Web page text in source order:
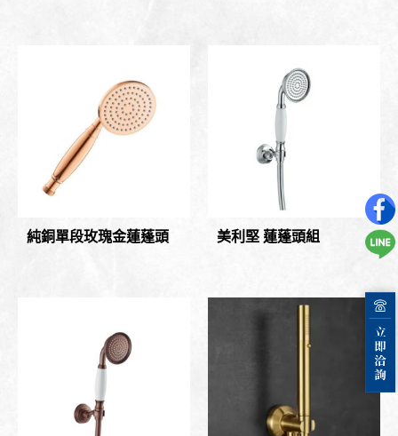
純銅單段玫瑰金蓮蓬頭 美利堅 蓮蓬頭組